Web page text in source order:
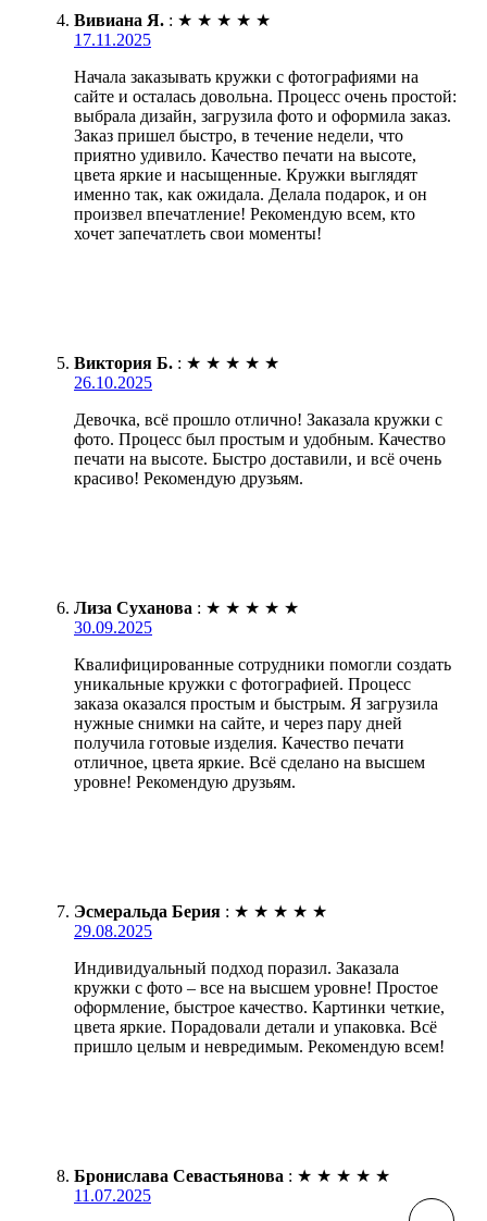
Вивиана Я. : ★ ★ ★ ★ ★
17.11.2025
Начала заказывать кружки с фотографиями на
сайте и осталась довольна. Процесс очень простой:
выбрала дизайн, загрузила фото и оформила заказ.
Заказ пришел быстро, в течение недели, что
приятно удивило. Качество печати на высоте,
цвета яркие и насыщенные. Кружки выглядят
именно так, как ожидала. Делала подарок, и он
произвел впечатление! Рекомендую всем, кто
хочет запечатлеть свои моменты!
Виктория Б. : ★ ★ ★ ★ ★
26.10.2025
Девочка, всё прошло отлично! Заказала кружки с
фото. Процесс был простым и удобным. Качество
печати на высоте. Быстро доставили, и всё очень
красиво! Рекомендую друзьям.
Лиза Суханова : ★ ★ ★ ★ ★
30.09.2025
Квалифицированные сотрудники помогли создать
уникальные кружки с фотографией. Процесс
заказа оказался простым и быстрым. Я загрузила
нужные снимки на сайте, и через пару дней
получила готовые изделия. Качество печати
отличное, цвета яркие. Всё сделано на высшем
уровне! Рекомендую друзьям.
Эсмеральда Берия : ★ ★ ★ ★ ★
29.08.2025
Индивидуальный подход поразил. Заказала
кружки с фото – все на высшем уровне! Простое
оформление, быстрое качество. Картинки четкие,
цвета яркие. Порадовали детали и упаковка. Всё
пришло целым и невредимым. Рекомендую всем!
Бронислава Севастьянова : ★ ★ ★ ★ ★
11.07.2025